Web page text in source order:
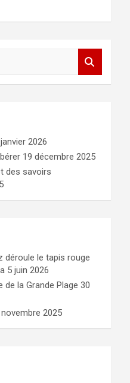
2026
19 décembre 2025
des savoirs
déroule le tapis rouge
5 juin 2026
la Grande Plage 30
2025